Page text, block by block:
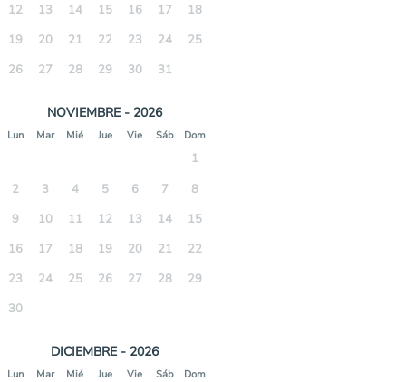
12
13 14 15 16 17
18
19
20 21 22 23 24
25
26
27 28 29 30 31
NOVIEMBRE - 2026
Lun Mar Mié Jue Vie Sáb Dom
1
2
3 4 5 6 7
8
9
10 11 12 13 14
15
16
17 18 19 20 21
22
23
24 25 26 27 28
29
30
DICIEMBRE - 2026
Lun Mar Mié Jue Vie Sáb Dom